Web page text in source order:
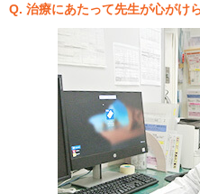
Q. 治療にあたって先生が心がけ